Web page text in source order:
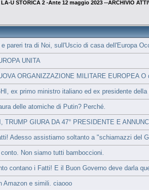
LA-U STORICA 2 -Ante 12 maggio 2023 --ARCHIVIO
pareri tra di Noi, sull'Uscio di casa dell'Europa
UNITA
ORGANIZZAZIONE MILITARE EUROPEA O
ex primo ministro italiano ed ex presidente della
delle atomiche di Putin? Perché.
TRUMP GIURA DA 47° PRESIDENTE E
Adesso assistiamo soltanto a "schiamazzi del
Non siamo tutti bamboccioni.
contano i Fatti! E il Buon Governo deve darla
Amazon e simili. ciaooo